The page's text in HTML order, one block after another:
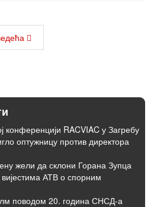
конференцији RACVIAC у Загребу
оптужницу против директора
жели да склони Горана Зупца
АТВ о спорним
поводом 20. година СНСД-а